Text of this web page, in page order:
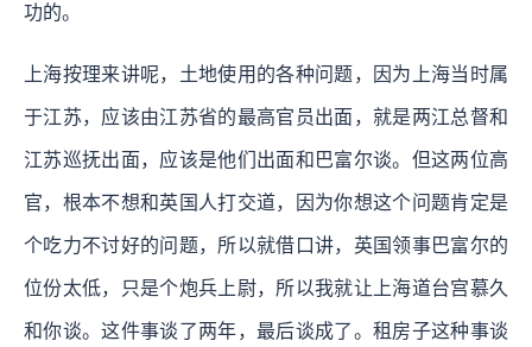
功的。
上海按理来讲呢，土地使用的各种问题，因为上海当时属
于江苏，应该由江苏省的最高官员出面，就是两江总督和
江苏巡抚出面，应该是他们出面和巴富尔谈。但这两位高
官，根本不想和英国人打交道，因为你想这个问题肯定是
个吃力不讨好的问题，所以就借口讲，英国领事巴富尔的
位份太低，只是个炮兵上尉，所以我就让上海道台宫慕久
和你谈。这件事谈了两年，最后谈成了。租房子这种事谈